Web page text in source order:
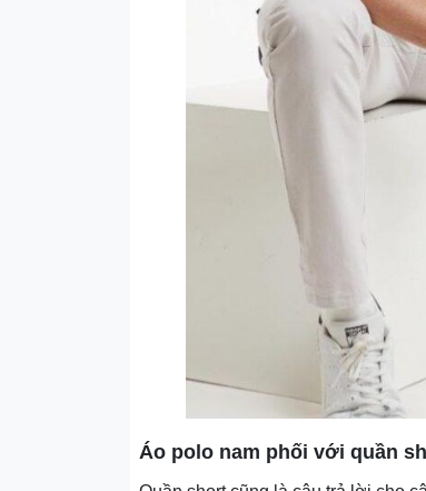
Áo polo nam phối với quần